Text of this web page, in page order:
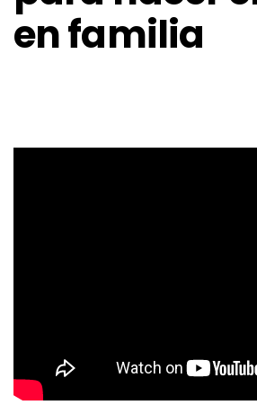
en familia